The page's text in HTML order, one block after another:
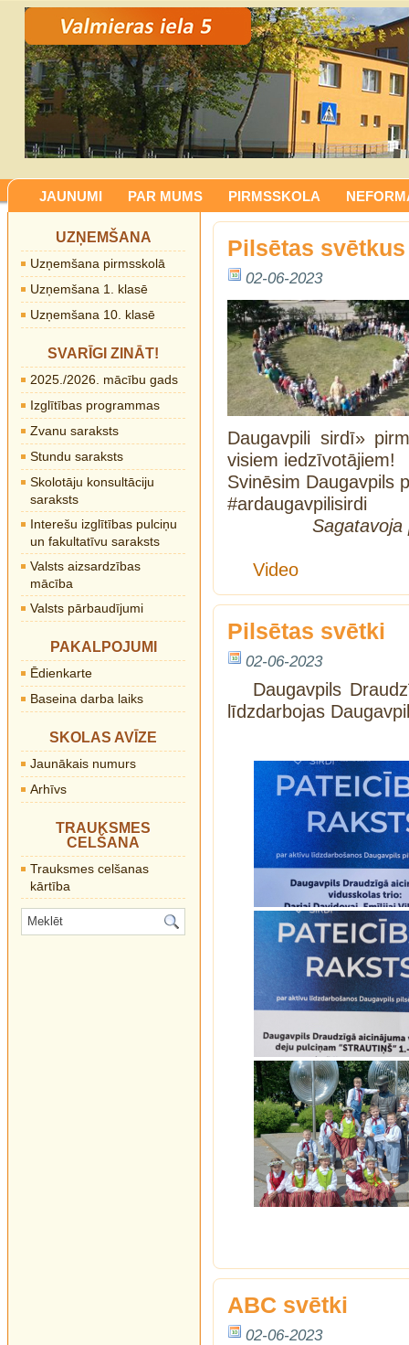
JAUNUMI PAR MUMS PIRMSSKOLA
UZŅEMŠANA
Uzņemšana pirmsskolā
Uzņemšana 1. klasē
Uzņemšana 10. klasē
SVARĪGI ZINĀT!
2025./2026. mācību gads
Izglītības programmas
Zvanu saraksts
Stundu saraksts
Skolotāju konsultāciju
saraksts
Interešu izglītības pulciņu
un fakultatīvu saraksts
Valsts aizsardzības
mācība
Valsts pārbaudījumi
PAKALPOJUMI
Ēdienkarte
Baseina darba laiks
SKOLAS AVĪZE
Jaunākais numurs
Arhīvs
TRAUKSMES
CELŠANA
Trauksmes celšanas
kārtība
Pilsētas
02-06-2023
Daugavpili sirdī»
visiem iedzīvotājiem!
Svinēsim Daugavpils
#ardaugavpilisirdi
Sagatavoja
Video
Pilsētas svētki
02-06-2023
Daugavpils
līdzdarbojas
ABC svētki
02-06-2023